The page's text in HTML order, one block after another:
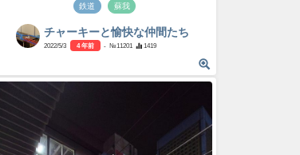
鉄道 蘇我
チャーキーと愉快な仲間たち
2022/5/3 4 年前 - №11201 1419